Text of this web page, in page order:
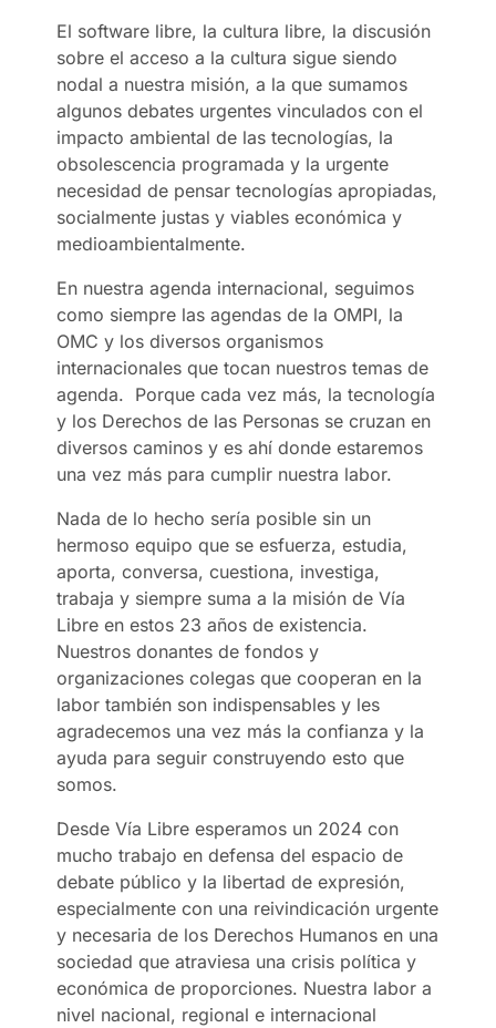
El software libre, la cultura libre, la discusión
sobre el acceso a la cultura sigue siendo
nodal a nuestra misión, a la que sumamos
algunos debates urgentes vinculados con el
impacto ambiental de las tecnologías, la
obsolescencia programada y la urgente
necesidad de pensar tecnologías apropiadas,
socialmente justas y viables económica y
medioambientalmente.
En nuestra agenda internacional, seguimos
como siempre las agendas de la OMPI, la
OMC y los diversos organismos
internacionales que tocan nuestros temas de
agenda. Porque cada vez más, la tecnología
y los Derechos de las Personas se cruzan en
diversos caminos y es ahí donde estaremos
una vez más para cumplir nuestra labor.
Nada de lo hecho sería posible sin un
hermoso equipo que se esfuerza, estudia,
aporta, conversa, cuestiona, investiga,
trabaja y siempre suma a la misión de Vía
Libre en estos 23 años de existencia.
Nuestros donantes de fondos y
organizaciones colegas que cooperan en la
labor también son indispensables y les
agradecemos una vez más la confianza y la
ayuda para seguir construyendo esto que
somos.
Desde Vía Libre esperamos un 2024 con
mucho trabajo en defensa del espacio de
debate público y la libertad de expresión,
especialmente con una reivindicación urgente
y necesaria de los Derechos Humanos en una
sociedad que atraviesa una crisis política y
económica de proporciones. Nuestra labor a
nivel nacional, regional e internacional